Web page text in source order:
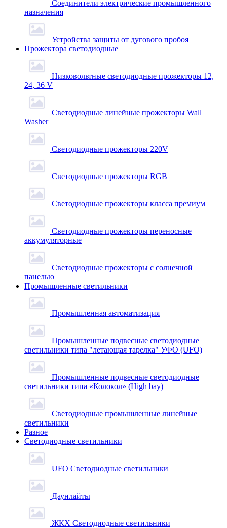
Соединители электрические промышленного
назначения
Устройства защиты от дугового пробоя
Прожектора светодиодные
Низковольтные светодиодные прожекторы 12,
24, 36 V
Светодиодные линейные прожекторы Wall
Washer
Светодиодные прожекторы 220V
Светодиодные прожекторы RGB
Светодиодные прожекторы класса премиум
Светодиодные прожекторы переносные
аккумуляторные
Светодиодные прожекторы с солнечной
панелью
Промышленные светильники
Промышленная автоматизация
Промышленные подвесные cветодиодные
светильники типа "летающая тарелка" УФО (UFO)
Промышленные подвесные cветодиодные
светильники типа «Колокол» (High bay)
Светодиодные промышленные линейные
светильники
Разное
Светодиодные светильники
UFO Светодиодные светильники
Даунлайты
ЖКХ Светодиодные светильники